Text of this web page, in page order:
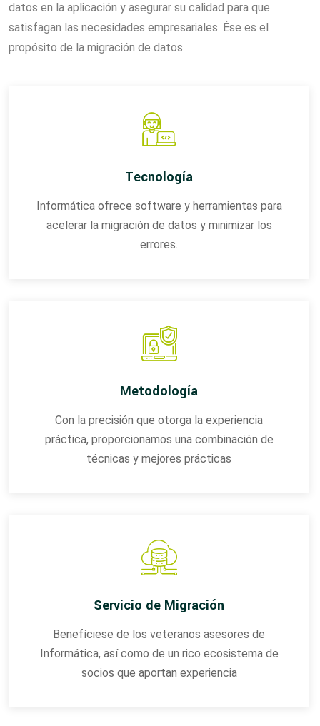
datos en la aplicación y asegurar su calidad para que
satisfagan las necesidades empresariales. Ése es el
propósito de la migración de datos.
Tecnología
Informática ofrece software y herramientas para
acelerar la migración de datos y minimizar los
errores.
Metodología
Con la precisión que otorga la experiencia
práctica, proporcionamos una combinación de
técnicas y mejores prácticas
Servicio de Migración
Benefíciese de los veteranos asesores de
Informática, así como de un rico ecosistema de
socios que aportan experiencia